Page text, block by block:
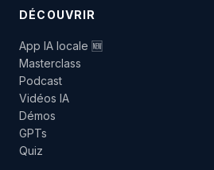
DÉCOUVRIR
App IA locale 🆕
Masterclass
Podcast
Vidéos IA
Démos
GPTs
Quiz